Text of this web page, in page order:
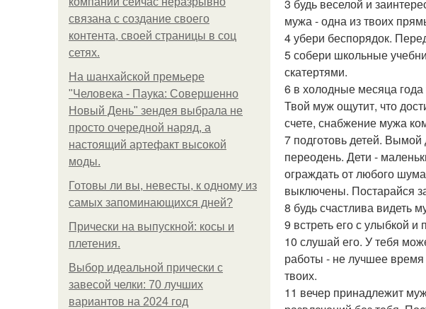
связана с создание своего
контента, своей страницы в соц
сетях.
На шанхайской премьере
"Человека - Паука: Совершенно
Новый День" зендея выбрала не
просто очередной наряд, а
настоящий артефакт высокой
моды.
Готовы ли вы, невесты, к одному из
самых запоминающихся дней?
Прически на выпускной: косы и
плетения.
Выбор идеальной прически с
завесой челки: 70 лучших
вариантов на 2024 год
3 будь веселой и
мужа - одна из твоих
4 убери беспорядок.
5 собери школьные
скатертями.
6 в холодные месяца
Твой муж ощутит, что
счете, снабжение мужа
7 подготовь детей.
переодень. Дети -
ограждать от любого
выключены. Постарайся
8 будь счастлива видеть
9 встреть его с улыбкой
10 слушай его. У тебя
работы - не лучшее время
твоих.
11 вечер принадлежит